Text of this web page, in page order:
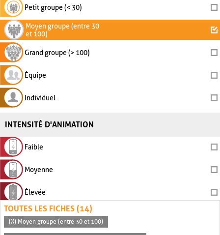
Petit groupe (< 30)
Moyen groupe (entre 30
et 100)
Grand groupe (> 100)
Équipe
Individuel
INTENSITÉ D'ANIMATION
Faible
Moyenne
Élevée
TOUTES LES FICHES (14)
(X) Moyen groupe (entre 30 et 100)